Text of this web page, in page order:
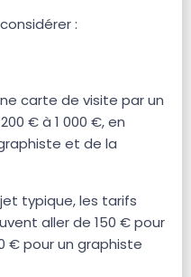
:
carte de visite par un
€ à 1 000 €, en
et de la
typique, les tarifs
aller de 150 € pour
€ pour un graphiste